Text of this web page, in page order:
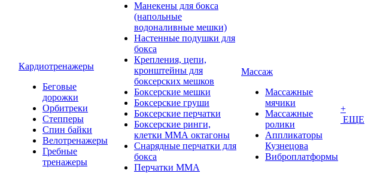
Кардиотренажеры
Беговые
дорожки
Орбитреки
Степперы
Спин байки
Велотренажеры
Гребные
тренажеры
Манекены для бокса
(напольные
водоналивные мешки)
Настенные подушки для
бокса
Крепления, цепи,
кронштейны для
боксерских мешков
Боксерские мешки
Боксерские груши
Боксерские перчатки
Боксерские ринги,
клетки ММА октагоны
Снарядные перчатки для
бокса
Перчатки MMA
Массаж
Массажные
мячики
Массажные
ролики
Аппликаторы
Кузнецова
Виброплатформы
+
ЕЩЕ